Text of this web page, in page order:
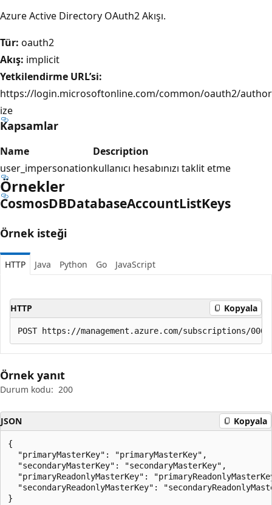
Azure Active Directory OAuth2 Akışı.
Tür: oauth2
Akış: implicit
Yetkilendirme URL’si:
https://login.microsoftonline.com/common/oauth2/author
ize
Kapsamlar
Name
Description
user_impersonationkullanıcı hesabınızı taklit etme
Örnekler
CosmosDBDatabaseAccountListKeys
Örnek isteği
HTTP Java Python Go JavaScript
HTTP Kopyala
Örnek yanıt
Durum kodu: 200
JSON Kopyala
{
  "primaryMasterKey": "primaryMasterKey",
  "secondaryMasterKey": "secondaryMasterKey",
"primaryReadonlyMasterKey":
"secondaryReadonlyMasterKey":
}